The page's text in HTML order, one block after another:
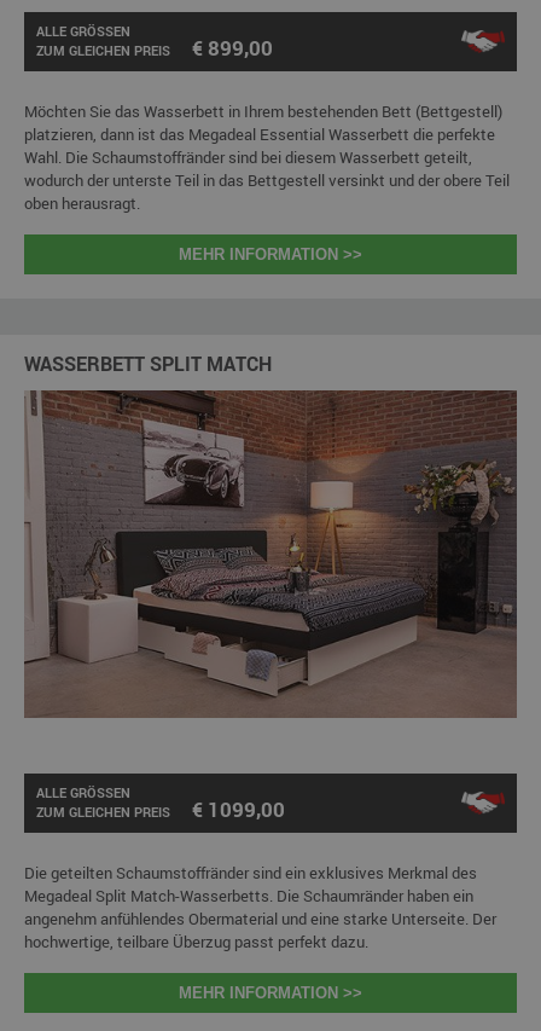
ALLE GRÖSSEN
ZUM GLEICHEN PREIS
€ 899,00
Möchten Sie das Wasserbett in Ihrem bestehenden Bett (Bettgestell)
platzieren, dann ist das Megadeal Essential Wasserbett die perfekte
Wahl. Die Schaumstoffränder sind bei diesem Wasserbett geteilt,
wodurch der unterste Teil in das Bettgestell versinkt und der obere Teil
oben herausragt.
MEHR INFORMATION >>
WASSERBETT SPLIT MATCH
ALLE GRÖSSEN
ZUM GLEICHEN PREIS
€ 1099,00
Die geteilten Schaumstoffränder sind ein exklusives Merkmal des
Megadeal Split Match-Wasserbetts. Die Schaumränder haben ein
angenehm anfühlendes Obermaterial und eine starke Unterseite. Der
hochwertige, teilbare Überzug passt perfekt dazu.
MEHR INFORMATION >>